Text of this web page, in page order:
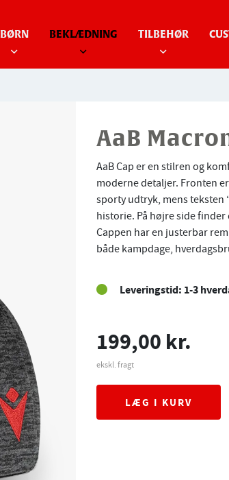
BØRN BEKLÆDNING TILBEHØR
AaB
AaB Cap er en stilren og
moderne detaljer. Fronten
sporty udtryk, mens teksten
historie. På højre side
Cappen har en justerbar
både kampdage,
Leveringstid: 1-3
199,00 kr.
ekskl. fragt
LÆG I KURV